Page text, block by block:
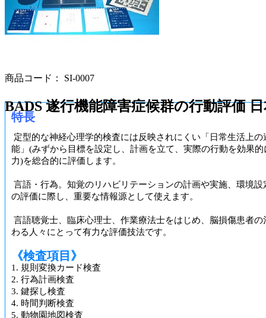
商品コード： SI-0007
BADS 遂行機能障害症候群の行動評価
特長
定型的な神経心理学的検査には反映されにくい「日常生活上の
能」(みずから目標を設定し、計画を立て、実際の行動を効果的
力)を総合的に評価します。
言語・行為。知覚のリハビリテーションの計画や実施、環境設
の評価に際し、重要な情報源として使えます。
言語聴覚士、臨床心理士、作業療法士をはじめ、脳損傷患者の
わる人々にとって有力な評価技法です。
《検査項目》
1. 規則変換カード検査
2. 行為計画検査
3. 鍵探し検査
4. 時間判断検査
5. 動物園地図検査